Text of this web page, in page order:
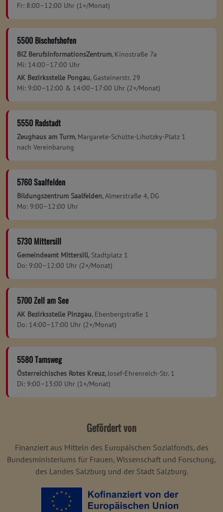
Fr: 8:00–12:00 Uhr (1×/Monat)
5500 Bischofshofen
BIZ BerufsInformationsZentrum, Kinostraße 7a
Mi: 14:00–17:00 Uhr
AK Bezirksstelle Pongau, Gasteinerstr. 29
Mi: 9:00–12:00 & 14:00–17:00 Uhr (2×/Monat)
5550 Radstadt
Zeughaus am Turm, Margarete-Schütte-Lihotzky-Platz 1
nach Vereinbarung
5760 Saalfelden
Bildungszentrum Saalfelden, Almerstraße 4, DG
Mo: 9:00–12:00 Uhr
5730 Mittersill
Gemeindeamt Mittersill, Stadtplatz 1
Do: 9:00–12:00 Uhr (2×/Monat)
5700 Zell am See
AK Bezirksstelle Pinzgau, Ebenbergstraße 1
Do: 14:00–17:00 Uhr (2×/Monat)
5580 Tamsweg
Österreichisches Rotes Kreuz, Josef-Ehrenreich-Str. 1
Di: 9:00–13:00 Uhr (1×/Monat)
Gefördert von
Finanziert aus Mitteln des Europäischen Sozialfonds, des
Bundesministeriums für Frauen, Wissenschaft und Forschung,
des Landes Salzburg und der Stadt Salzburg.